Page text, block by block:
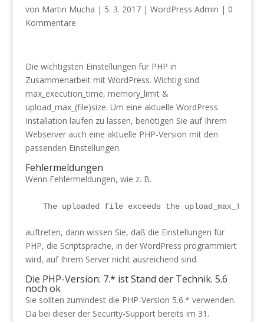
von Martin Mucha | 5. 3. 2017| WordPress Admin | 0
Kommentare
Die wichtigsten Einstellungen für PHP in
Zusammenarbeit mit WordPress. Wichtig sind
max_execution_time, memory_limit &
upload_max_(file)size. Um eine aktuelle WordPress
Installation laufen zu lassen, benötigen Sie auf Ihrem
Webserver auch eine aktuelle PHP-Version mit den
passenden Einstellungen.
Fehlermeldungen
Wenn Fehlermeldungen, wie z. B.
The uploaded file exceeds the
auftreten, dann wissen Sie, daß die Einstellungen für
PHP, die Scriptsprache, in der WordPress programmiert
wird, auf Ihrem Server nicht ausreichend sind.
Die PHP-Version: 7.* ist Stand der Technik. 5.6
noch ok
Sie sollten zumindest die PHP-Version 5.6.* verwenden.
Da bei dieser der Security-Support bereits im 31.